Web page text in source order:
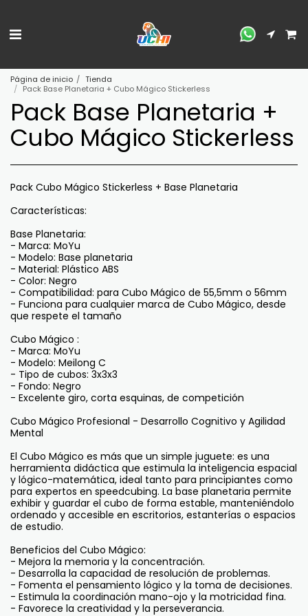
Página de inicio
Tienda
Pack Base Planetaria + Cubo Mágico Stickerless
Pack Base Planetaria +
Cubo Mágico Stickerless
Pack Cubo Mágico Stickerless + Base Planetaria
Características:
Base Planetaria:
- Marca: MoYu
- Modelo: Base planetaria
- Material: Plástico ABS
- Color: Negro
- Compatibilidad: para Cubo Mágico de 55,5mm o 56mm
- Funciona para cualquier marca de Cubo Mágico, desde
que respete el tamaño
Cubo Mágico :
- Marca: MoYu
- Modelo: Meilong C
- Tipo de cubos: 3x3x3
- Fondo: Negro
- Excelente giro, corta esquinas, de competición
Cubo Mágico Profesional - Desarrollo Cognitivo y Agilidad
Mental
El Cubo Mágico es más que un simple juguete: es una
herramienta didáctica que estimula la inteligencia espacial
y lógico-matemática, ideal tanto para principiantes como
para expertos en speedcubing. La base planetaria permite
exhibir y guardar el cubo de forma estable, manteniéndolo
ordenado y accesible en escritorios, estanterías o espacios
de estudio.
Beneficios del Cubo Mágico:
- Mejora la memoria y la concentración.
- Desarrolla la capacidad de resolución de problemas.
- Fomenta el pensamiento lógico y la toma de decisiones.
- Estimula la coordinación mano-ojo y la motricidad fina.
- Favorece la creatividad y la perseverancia.